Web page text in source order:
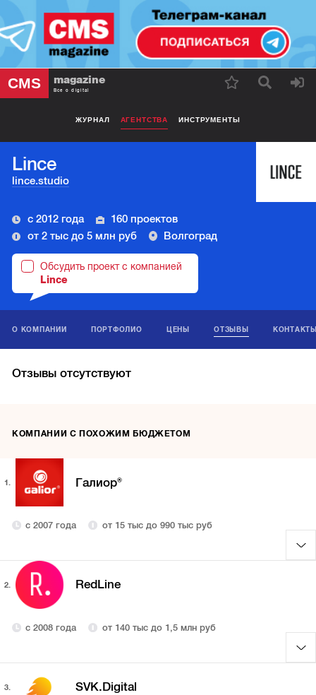
CMS magazine
Все о digital
ЖУРНАЛ АГЕНТСТВА ИНСТРУМЕНТЫ
Lince
lince.studio
с 2012 года
160 проектов
от 2 тыс до 5 млн руб
Волгоград
Обсудить проект с компанией
Lince
О КОМПАНИИ ПОРТФОЛИО ЦЕНЫ ОТЗЫВЫ
Отзывы отсутствуют
КОМПАНИИ С ПОХОЖИМ БЮДЖЕТОМ
1. Галиор®
с 2007 года от 15 тыс до 990 тыс руб
2. RedLine
с 2008 года от 140 тыс до 1,5 млн руб
3. SVK.Digital